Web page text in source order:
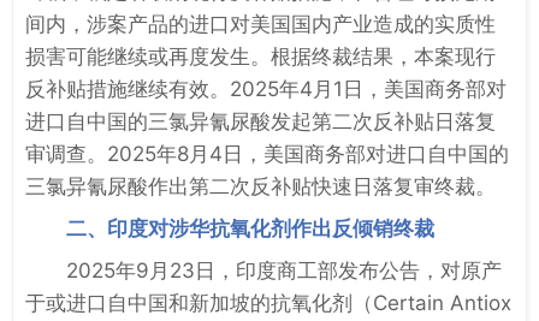
间内，涉案产品的进口对美国国内产业造成的实质性
损害可能继续或再度发生。根据终裁结果，本案现行
反补贴措施继续有效。2025年4月1日，美国商务部对
进口自中国的三氯异氰尿酸发起第二次反补贴日落复
审调查。2025年8月4日，美国商务部对进口自中国的
三氯异氰尿酸作出第二次反补贴快速日落复审终裁。
二、印度对涉华抗氧化剂作出反倾销终裁
2025年9月23日，印度商工部发布公告，对原产
于或进口自中国和新加坡的抗氧化剂（Certain Antiox